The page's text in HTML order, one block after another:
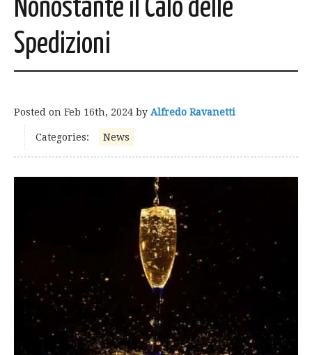
Nonostante il Calo delle
Spedizioni
Posted on Feb 16th, 2024 by Alfredo Ravanetti
Categories: News